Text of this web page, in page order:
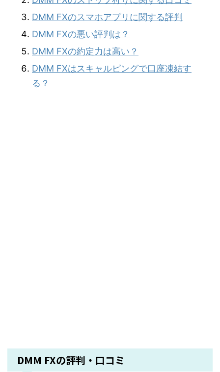
DMM FXのスマホアプリに関する評判
DMM FXの悪い評判は？
DMM FXの約定力は高い？
DMM FXはスキャルピングで口座凍結す
る？
DMM FXの評判・口コミ